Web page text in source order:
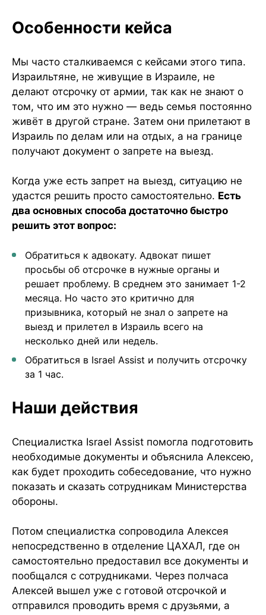
Особенности кейса
Мы часто сталкиваемся с кейсами этого типа.
Израильтяне, не живущие в Израиле, не
делают отсрочку от армии, так как не знают о
том, что им это нужно — ведь семья постоянно
живёт в другой стране. Затем они прилетают в
Израиль по делам или на отдых, а на границе
получают документ о запрете на выезд.
Когда уже есть запрет на выезд, ситуацию не
удастся решить просто самостоятельно. Есть
два основных способа достаточно быстро
решить этот вопрос:
Обратиться к адвокату. Адвокат пишет
просьбы об отсрочке в нужные органы и
решает проблему. В среднем это занимает 1-2
месяца. Но часто это критично для
призывника, который не знал о запрете на
выезд и прилетел в Израиль всего на
несколько дней или недель.
Обратиться в Israel Assist и получить отсрочку
за 1 час.
Наши действия
Специалистка Israel Assist помогла подготовить
необходимые документы и объяснила Алексею,
как будет проходить собеседование, что нужно
показать и сказать сотрудникам Министерства
обороны.
Потом специалистка сопроводила Алексея
непосредственно в отделение ЦАХАЛ, где он
самостоятельно предоставил все документы и
пообщался с сотрудниками. Через полчаса
Алексей вышел уже с готовой отсрочкой и
отправился проводить время с друзьями, а